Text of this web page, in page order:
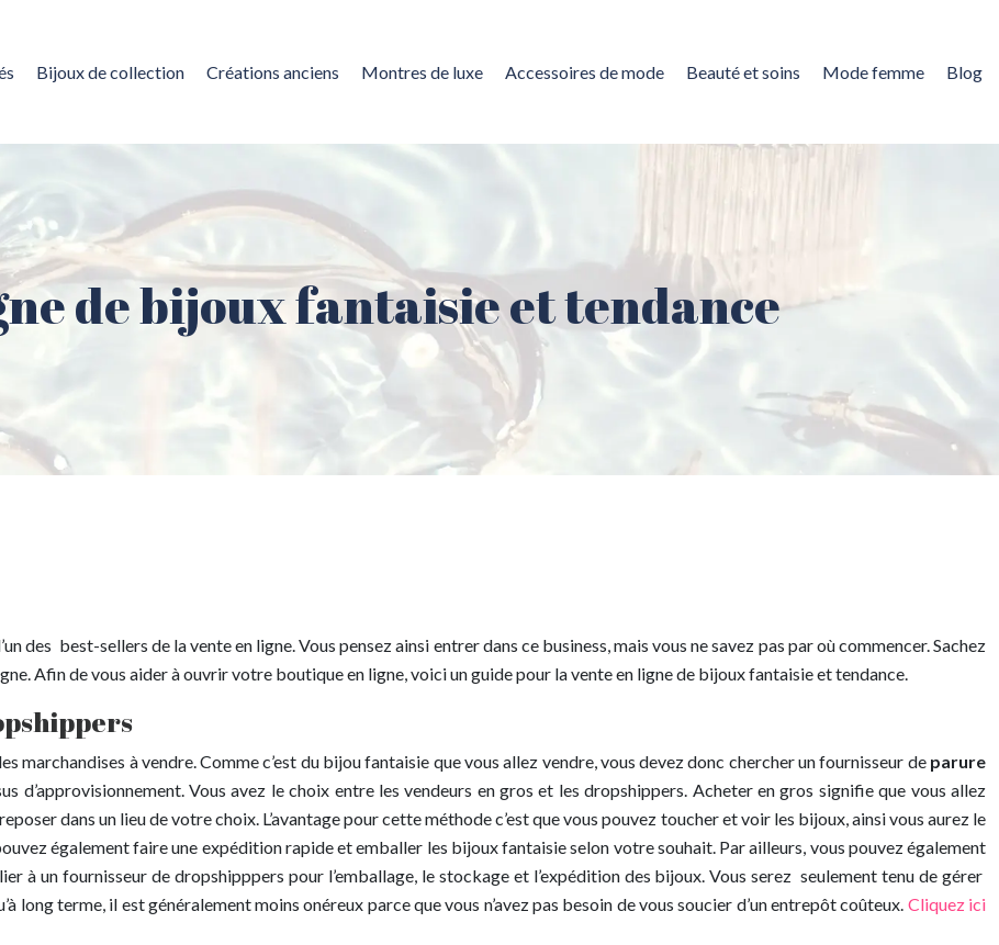
Bijoux de collection Créations anciens Montres de luxe Accessoires de mode Beauté et soins Mode femme Blog
de bijoux fantaisie et tendance
des best-sellers de la vente en ligne. Vous pensez ainsi entrer dans ce business, mais vous ne savez pas par où commencer. Sachez
Afin de vous aider à ouvrir votre boutique en ligne, voici un guide pour la vente en ligne de bijoux fantaisie et tendance.
marchandises à vendre. Comme c’est du bijou fantaisie que vous allez vendre, vous devez donc chercher un fournisseur de parure
d’approvisionnement. Vous avez le choix entre les vendeurs en gros et les dropshippers. Acheter en gros signifie que vous allez
dans un lieu de votre choix. L’avantage pour cette méthode c’est que vous pouvez toucher et voir les bijoux, ainsi vous aurez le
également faire une expédition rapide et emballer les bijoux fantaisie selon votre souhait. Par ailleurs, vous pouvez également
à un fournisseur de dropshipppers pour l’emballage, le stockage et l’expédition des bijoux. Vous serez seulement tenu de gérer
long terme, il est généralement moins onéreux parce que vous n’avez pas besoin de vous soucier d’un entrepôt coûteux. Cliquez ici